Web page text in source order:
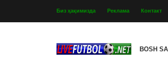
Биз ҳақимизда Реклама Контакт
BOSH